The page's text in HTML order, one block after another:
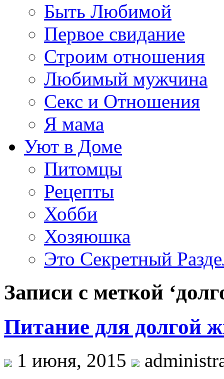
Быть Любимой
Первое свидание
Строим отношения
Любимый мужчина
Секс и Отношения
Я мама
Уют в Доме
Питомцы
Рецепты
Хобби
Хозяюшка
Это Секретный
Записи с меткой
Питание для долгой
1 июня, 2015